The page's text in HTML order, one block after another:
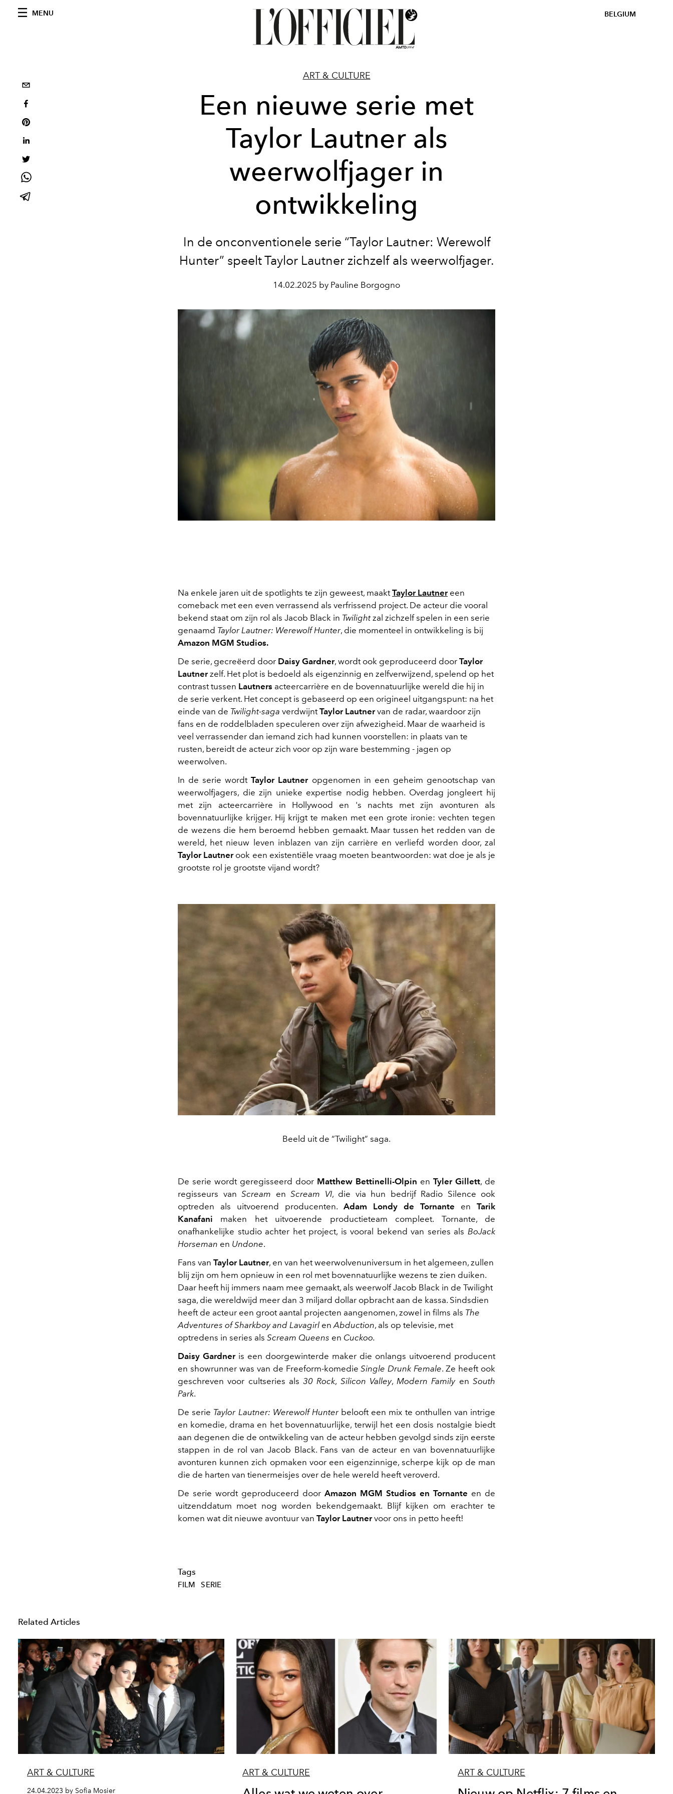
MENU BELGIUM
ART & CULTURE
Een nieuwe serie met
Taylor Lautner als
weerwolfjager in
ontwikkeling
In de onconventionele serie “Taylor Lautner: Werewolf
Hunter” speelt Taylor Lautner zichzelf als weerwolfjager.
14.02.2025 by Pauline Borgogno
Na enkele jaren uit de spotlights te zijn geweest, maaktTaylor Lautnereen
comeback met een even verrassend als verfrissend project. De acteur die vooral
bekend staat om zijn rol als Jacob Black in Twilightzal zichzelf spelen in een serie
genaamd Taylor Lautner: Werewolf Hunter, die momenteel in ontwikkeling is bij
Amazon MGM Studios.
De serie, gecreëerd door Daisy Gardner, wordt ook geproduceerd door Taylor
Lautnerzelf. Het plot is bedoeld als eigenzinnig en zelfverwijzend, spelend op het
contrast tussen Lautners acteercarrière en de bovennatuurlijke wereld die hij in
de serie verkent. Het concept is gebaseerd op een origineel uitgangspunt: na het
einde van de Twilight-saga verdwijntTaylor Lautnervan de radar, waardoor zijn
fans en de roddelbladen speculeren over zijn afwezigheid. Maar de waarheid is
veel verrassender dan iemand zich had kunnen voorstellen: in plaats van te
rusten, bereidt de acteur zich voor op zijn ware bestemming - jagen op
weerwolven.
In de serie wordtTaylor Lautner opgenomen in een geheim genootschap van
weerwolfjagers, die zijn unieke expertise nodig hebben. Overdag jongleert hij
met zijn acteercarrière in Hollywood en 's nachts met zijn avonturen als
bovennatuurlijke krijger. Hij krijgt te maken met een grote ironie: vechten tegen
de wezens die hem beroemd hebben gemaakt. Maar tussen het redden van de
wereld, het nieuw leven inblazen van zijn carrière en verliefd worden door, zal
Taylor Lautnerook een existentiële vraag moeten beantwoorden: wat doe je als je
grootste rol je grootste vijand wordt?
Beeld uit de “Twilight” saga.
De serie wordt geregisseerd door Matthew Bettinelli-Olpin en Tyler Gillett, de
regisseurs van Scream en Scream VI, die via hun bedrijf Radio Silence ook
optreden als uitvoerend producenten. Adam Londy de Tornante en Tarik
Kanafani maken het uitvoerende productieteam compleet. Tornante, de
onafhankelijke studio achter het project, is vooral bekend van series als BoJack
Horseman en Undone.
Fans van Taylor Lautner, en van het weerwolvenuniversum in het algemeen, zullen
blij zijn om hem opnieuw in een rol met bovennatuurlijke wezens te zien duiken.
Daar heeft hij immers naam mee gemaakt, als weerwolf Jacob Black in de Twilight
saga, die wereldwijd meer dan 3 miljard dollar opbracht aan de kassa. Sindsdien
heeft de acteur een groot aantal projecten aangenomen, zowel in films als The
Adventures of Sharkboy and Lavagirl enAbduction, als op televisie, met
optredens in series als Scream Queens en Cuckoo.
Daisy Gardneris een doorgewinterde maker die onlangs uitvoerend producent
en showrunner was van de Freeform-komedieSingle Drunk Female. Ze heeft ook
geschreven voor cultseries als30 Rock, Silicon Valley,Modern FamilyenSouth
Park.
De serie Taylor Lautner: Werewolf Hunterbelooft een mix te onthullen van intrige
en komedie, drama en het bovennatuurlijke, terwijl het een dosis nostalgie biedt
aan degenen die de ontwikkeling van de acteur hebben gevolgd sinds zijn eerste
stappen in de rol van Jacob Black. Fans van de acteur en van bovennatuurlijke
avonturen kunnen zich opmaken voor een eigenzinnige, scherpe kijk op de man
die de harten van tienermeisjes over de hele wereld heeft veroverd.
De serie wordt geproduceerd door Amazon MGM Studios en Tornante en de
uitzenddatum moet nog worden bekendgemaakt. Blijf kijken om erachter te
komen wat dit nieuwe avontuur van Taylor Lautnervoor ons in petto heeft!
Tags
FILM SERIE
Related Articles
ART & CULTURE
24.04.2023 by Sofia Mosier
ART & CULTURE ART & CULTURE